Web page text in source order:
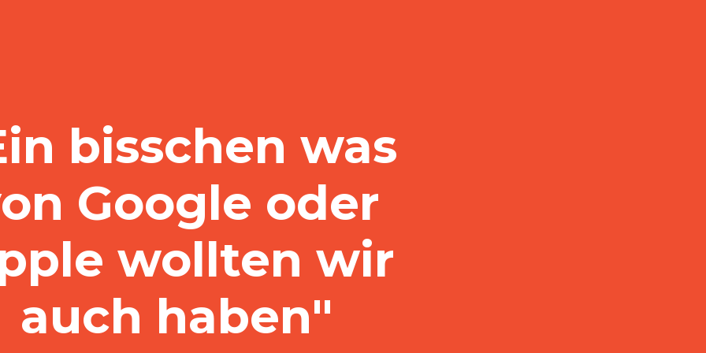
bisschen was
Google oder
wollten wir
auch haben"